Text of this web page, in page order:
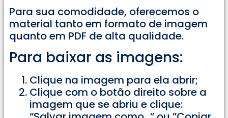
Para sua comodidade, oferecemos o
material tanto em formato de imagem
quanto em PDF de alta qualidade.
Para baixar as imagens:
Clique na imagem para ela abrir;
Clique com o botão direito sobre a
imagem que se abriu e clique: